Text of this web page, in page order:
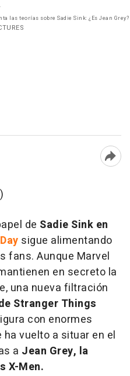
las teorías sobre Sadie Sink: ¿Es Jean Grey?
de Sadie Sink en
sigue alimentando
fans. Aunque Marvel
en secreto la
una nueva filtración
Stranger Things
con enormes
vuelto a situar en el
a Jean Grey, la
X-Men.